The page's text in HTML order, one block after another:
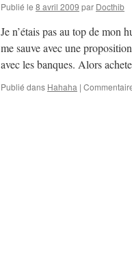
Publié le 8 avril 2009 par Docthib
Je n’étais pas au top de mon
me sauve avec une
avec les banques. Alors
Publié dans Hahaha |